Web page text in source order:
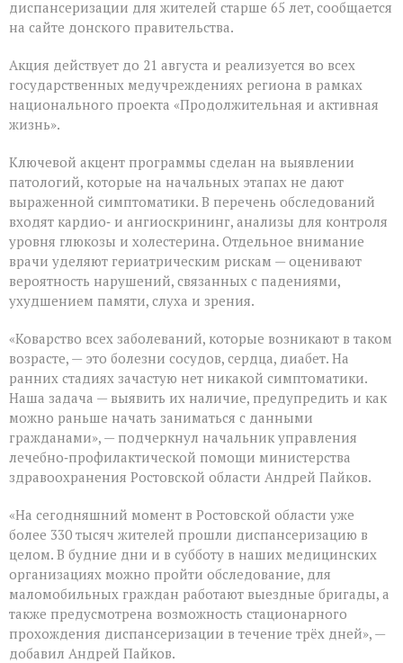
проходит
месячник
людей
«серебряного»
возраста
диспансеризации для жителей старше 65 лет, сообщается
на сайте донского правительства.
Акция действует до 21 августа и реализуется во всех
государственных медучреждениях региона в рамках
национального проекта «Продолжительная и активная
жизнь».
Ключевой акцент программы сделан на выявлении
патологий, которые на начальных этапах не дают
выраженной симптоматики. В перечень обследований
входят кардио‑ и ангиоскрининг, анализы для контроля
уровня глюкозы и холестерина. Отдельное внимание
врачи уделяют гериатрическим рискам — оценивают
вероятность нарушений, связанных с падениями,
ухудшением памяти, слуха и зрения.
«Коварство всех заболеваний, которые возникают в таком
возрасте, — это болезни сосудов, сердца, диабет. На
ранних стадиях зачастую нет никакой симптоматики.
Наша задача — выявить их наличие, предупредить и как
можно раньше начать заниматься с данными
гражданами», — подчеркнул начальник управления
лечебно‑профилактической помощи министерства
здравоохранения Ростовской области Андрей Пайков.
«На сегодняшний момент в Ростовской области уже
более 330 тысяч жителей прошли диспансеризацию в
целом. В будние дни и в субботу в наших медицинских
организациях можно пройти обследование, для
маломобильных граждан работают выездные бригады, а
также предусмотрена возможность стационарного
прохождения диспансеризации в течение трёх дней», —
добавил Андрей Пайков.